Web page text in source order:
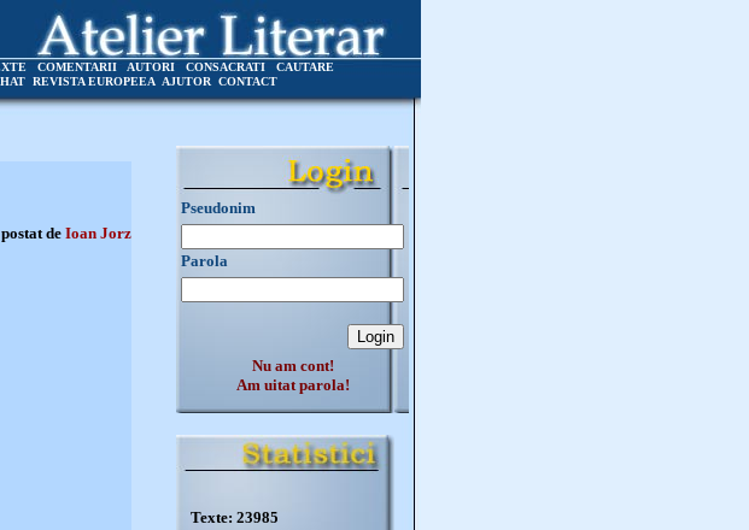
COMENTARII AUTORI CONSACRATI
CAUTARE
REVISTA EUROPEEA AJUTOR CONTACT
deIoan Jorz
Pseudonim
Parola
Nu am cont!
Am uitat parola!
Texte: 23985